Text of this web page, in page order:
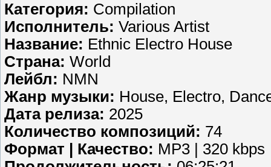
Категория: Compilation
Исполнитель: Various Artist
Название: Ethnic Electro House
Страна: World
Лейбл: NMN
Жанр музыки: House, Electro,
Дата релиза: 2025
Количество композиций: 74
Формат | Качество: MP3 | 320 kbps